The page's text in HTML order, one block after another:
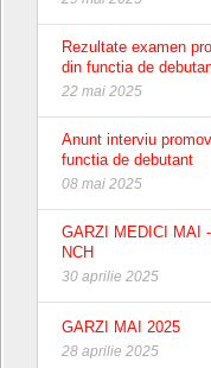
Rezultate examen
din functia de
22 mai 2025
Anunt interviu
functia de debutant
08 mai 2025
GARZI MEDICI MAI
NCH
30 aprilie 2025
GARZI MAI 2025
28 aprilie 2025